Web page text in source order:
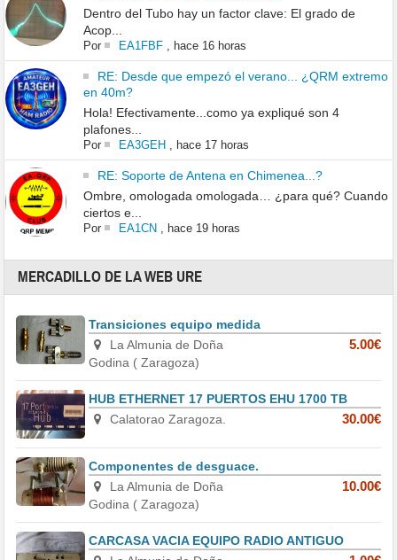
Dentro del Tubo hay un factor clave: El grado de
Acop...
Por EA1FBF, hace 16 horas
RE: Desde que empezó el verano... ¿QRM extremo
en 40m?
Hola! Efectivamente...como ya expliqué son 4
plafones...
Por EA3GEH hace 17 horas
RE: Soporte de Antena en Chimenea...?
Ombre, omologada omologada… ¿para qué? Cuando
ciertos e...
Por EA1CN hace 19 horas
MERCADILLO DE LA WEB URE
Transiciones equipo medida
La Almunia de Doña
Godina ( Zaragoza)
5.00€
HUB ETHERNET 17 PUERTOS EHU 1700 TB
Calatorao Zaragoza.
30.00€
Componentes de desguace.
La Almunia de Doña
Godina ( Zaragoza)
10.00€
CARCASA VACIA EQUIPO RADIO ANTIGUO